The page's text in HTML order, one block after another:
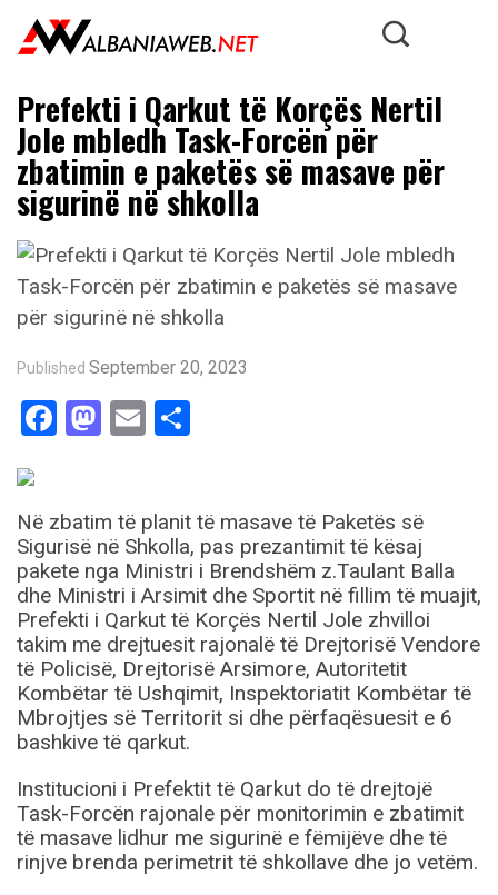
Prefekti i Qarkut të Korçës Nertil
Jole mbledh Task-Forcën për
zbatimin e paketës së masave për
sigurinë në shkolla
Published September 20, 2023
Facebook
Mastodon
Email
Në zbatim të planit të masave të Paketës së
Sigurisë në Shkolla, pas prezantimit të kësaj
pakete nga Ministri i Brendshëm z.Taulant Balla
dhe Ministri i Arsimit dhe Sportit në fillim të muajit,
Prefekti i Qarkut të Korçës Nertil Jole zhvilloi
takim me drejtuesit rajonalë të Drejtorisë Vendore
të Policisë, Drejtorisë Arsimore, Autoritetit
Kombëtar të Ushqimit, Inspektoriatit Kombëtar të
Mbrojtjes së Territorit si dhe përfaqësuesit e 6
bashkive të qarkut.
Institucioni i Prefektit të Qarkut do të drejtojë
Task-Forcën rajonale për monitorimin e zbatimit
të masave lidhur me sigurinë e fëmijëve dhe të
rinjve brenda perimetrit të shkollave dhe jo vetëm.